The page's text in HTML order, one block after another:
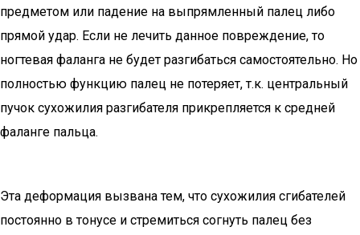
предметом или падение на выпрямленный палец либо
прямой удар. Если не лечить данное повреждение, то
ногтевая фаланга не будет разгибаться самостоятельно. Но
полностью функцию палец не потеряет, т.к. центральный
пучок сухожилия разгибателя прикрепляется к средней
фаланге пальца.
Эта деформация вызвана тем, что сухожилия сгибателей
постоянно в тонусе и стремиться согнуть палец без